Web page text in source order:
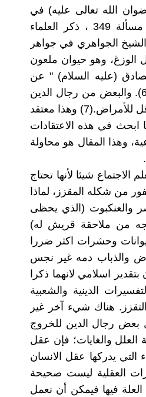
الله تعالى عليه) في
منهاج الصالحين ج1 فصل الأغسال المستحبة ص116 مسألة 349 ، ذكر العلماء
الجواهري في جواهر
قتل الوزغ، وهو حيوان ملعون
(عليه السلام) " عن
الوزغ، قال: رجس، وهو مسخ كله، فإذا قتلته فاغتسل.(6). والبعض من رجال الدين
والعقلانيين يعلل قتل (ابو بريص) بضرره الصحي كونه ناقل للأمراض.(7) وهذا معتقد
ابحث في هذه الاعتقادات
وهذا المقال هو محاولة
الاجتماع شيئا لأنها تحتاج
من شكله المقزز، لماذا
والعنكبوت (الذي يحظى
من ملاحقة قريش له)
وحشرات اكثر ضررا
والذباب دمه غير نجس
اسلامي لانهما ذكرا
الدينية والشعبية
هناك شيء آخر غير
بعض رجال الدين للخروج
العلل والغايات؛ فإن عقل
التي يدركها عقل الانسان
العقلية ليست صحيحة
فيها فيمكن أن نعمل